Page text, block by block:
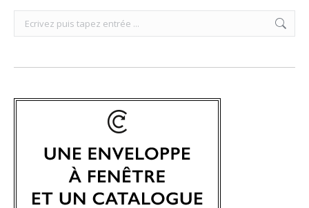
Search: